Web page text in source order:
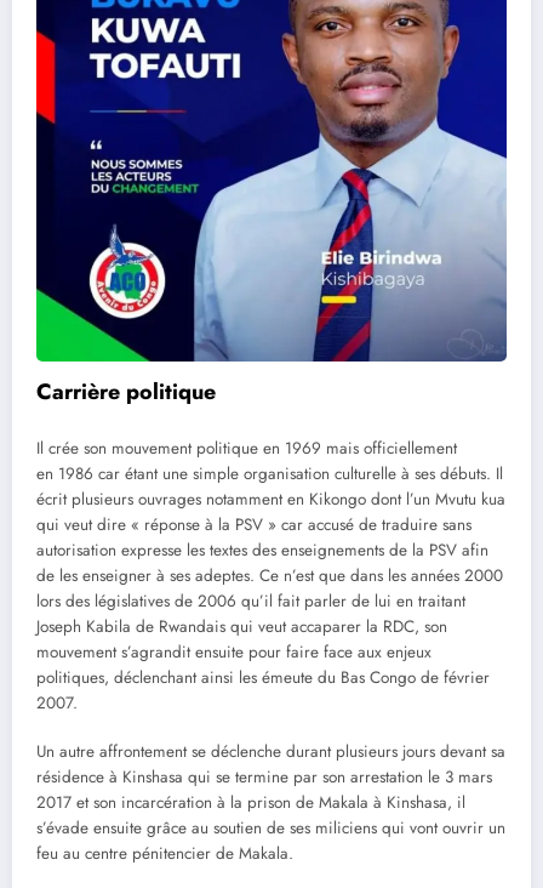
Carrière politique
Il crée son mouvement politique en 1969 mais officiellement
en 1986 car étant une simple organisation culturelle à ses débuts. Il
écrit plusieurs ouvrages notamment en Kikongo dont l’un Mvutu kua
qui veut dire « réponse à la PSV » car accusé de traduire sans
autorisation expresse les textes des enseignements de la PSV afin
de les enseigner à ses adeptes. Ce n’est que dans les années 2000
lors des législatives de 2006 qu’il fait parler de lui en traitant
Joseph Kabila de Rwandais qui veut accaparer la RDC, son
mouvement s’agrandit ensuite pour faire face aux enjeux
politiques, déclenchant ainsi les émeute du Bas Congo de février
2007.
Un autre affrontement se déclenche durant plusieurs jours devant sa
résidence à Kinshasa qui se termine par son arrestation le 3 mars
2017 et son incarcération à la prison de Makala à Kinshasa, il
s’évade ensuite grâce au soutien de ses miliciens qui vont ouvrir un
feu au centre pénitencier de Makala.